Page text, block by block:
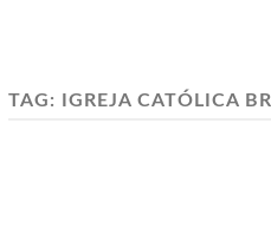
TAG: IGREJA CATÓLICA